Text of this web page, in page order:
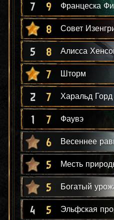
7 9 Францеска
8 Совет
5 8 Алисса
7 Шторм
2 7 Харальд Горд
1 7 Фаувэ
6 Весеннее
5 Месть
5 Богатый
4 5 Эльфская